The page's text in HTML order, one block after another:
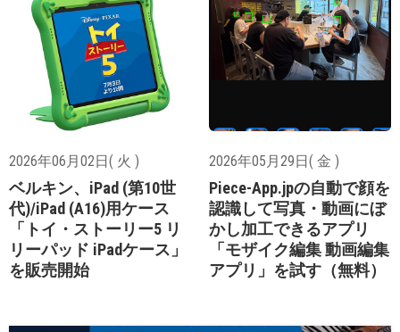
2026年06月02日( 火 )
ベルキン、iPad (第10世
代)/iPad (A16)用ケース
「トイ・ストーリー5 リ
リーパッド iPadケース」
を販売開始
2026年05月29日( 金 )
Piece-App.jpの自動で顔を
認識して写真・動画にぼ
かし加工できるアプリ
「モザイク編集 動画編集
アプリ」を試す（無料）